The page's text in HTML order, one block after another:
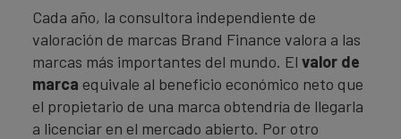
Cada año, la consultora independiente de
valoración de marcas Brand Finance valora a las
marcas más importantes del mundo. El valor de
marca equivale al beneficio económico neto que
el propietario de una marca obtendría de llegarla
a licenciar en el mercado abierto. Por otro